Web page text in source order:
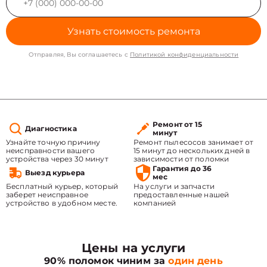
Узнать стоимость ремонта
Отправляя, Вы соглашаетесь с Политикой конфиденциальности
Диагностика
Узнайте точную причину
неисправности вашего
устройства через 30 минут
Ремонт от 15
минут
Ремонт пылесосов занимает от
15 минут до нескольких дней в
зависимости от поломки
Выезд курьера
Бесплатный курьер, который
заберет неисправное
устройство в удобном месте.
Гарантия до 36
мес
На услуги и запчасти
предоставленные нашей
компанией
Цены на услуги
90% поломок чиним заодин день